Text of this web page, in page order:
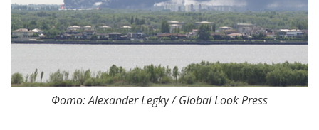
Фото: Alexander Legky / Global Look Press